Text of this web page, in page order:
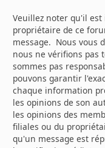
Veuillez noter qu'il
propriétaire de ce
message. Nous vous
nous ne vérifions pas
sommes pas
pouvons garantir
chaque information
les opinions de son
les opinions des
filiales ou du
qu'un message est